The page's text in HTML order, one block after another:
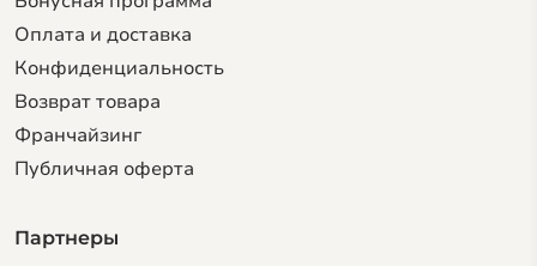
Оплата и доставка
Конфиденциальность
Возврат товара
Франчайзинг
Публичная оферта
Партнеры